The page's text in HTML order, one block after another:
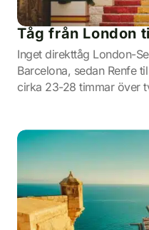
Tåg från London
Inget direkttåg London-
Barcelona, sedan Renfe
cirka 23-28 timmar över